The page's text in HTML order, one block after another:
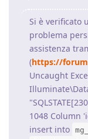
Si è verificato
problema
assistenza
(https://
Uncaught
1048 Column
insert into